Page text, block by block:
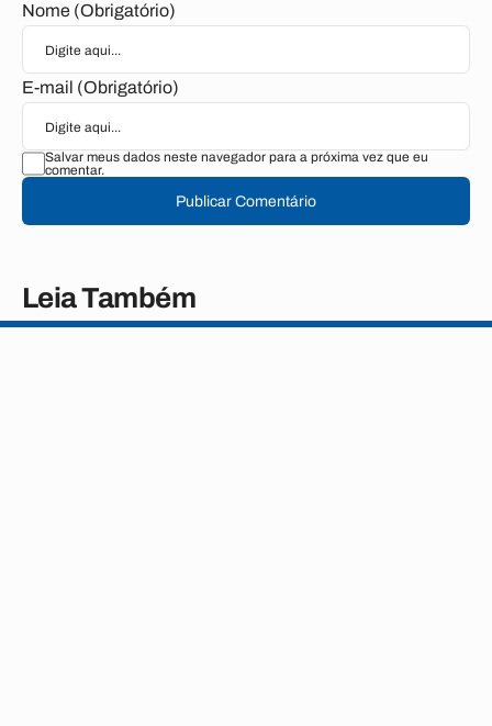
Nome (Obrigatório)
E-mail (Obrigatório)
Salvar meus dados neste navegador para a próxima vez que eu
comentar.
Publicar Comentário
Leia Também